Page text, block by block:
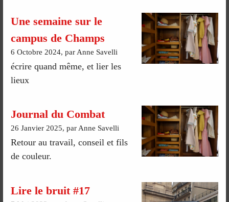
Une semaine sur le
campus de Champs
6 Octobre 2024, par Anne Savelli
écrire quand même, et lier les
lieux
Journal du Combat
26 Janvier 2025, par Anne Savelli
Retour au travail, conseil et fils
de couleur.
Lire le bruit #17